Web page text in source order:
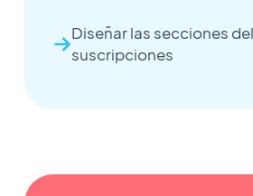
Diseñar las secciones
suscripciones